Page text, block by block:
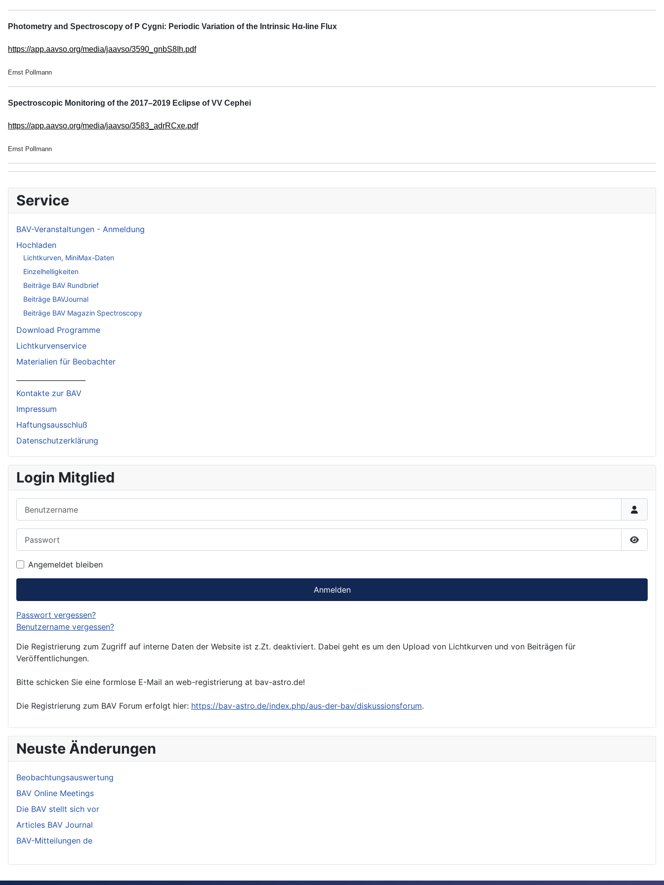
Photometry and Spectroscopy of P Cygni: Periodic Variation of the Intrinsic Hα-line Flux
https://app.aavso.org/media/jaavso/3590_gnbS8Ih.pdf
Ernst Pollmann
Spectroscopic Monitoring of the 2017–2019 Eclipse of VV Cephei
https://app.aavso.org/media/jaavso/3583_adrRCxe.pdf
Ernst Pollmann
Service
BAV-Veranstaltungen - Anmeldung
Hochladen
Lichtkurven, MiniMax-Daten
Einzelhelligkeiten
Beiträge BAV Rundbrief
Beiträge BAVJournal
Beiträge BAV Magazin Spectroscopy
Download Programme
Lichtkurvenservice
Materialien für Beobachter
Kontakte zur BAV
Impressum
Haftungsausschluß
Datenschutzerklärung
Login Mitglied
Angemeldet bleiben
Anmelden
Passwort vergessen?
Benutzername vergessen?
Die Registrierung zum Zugriff auf interne Daten der Website ist z.Zt. deaktiviert. Dabei geht es um den Upload von Lichtkurven und von Beiträgen für
Veröffentlichungen.
Bitte schicken Sie eine formlose E-Mail an web-registrierung at bav-astro.de!
Die Registrierung zum BAV Forum erfolgt hier: https://bav-astro.de/index.php/aus-der-bav/diskussionsforum.
Neuste Änderungen
Beobachtungsauswertung
BAV Online Meetings
Die BAV stellt sich vor
Articles BAV Journal
BAV-Mitteilungen de